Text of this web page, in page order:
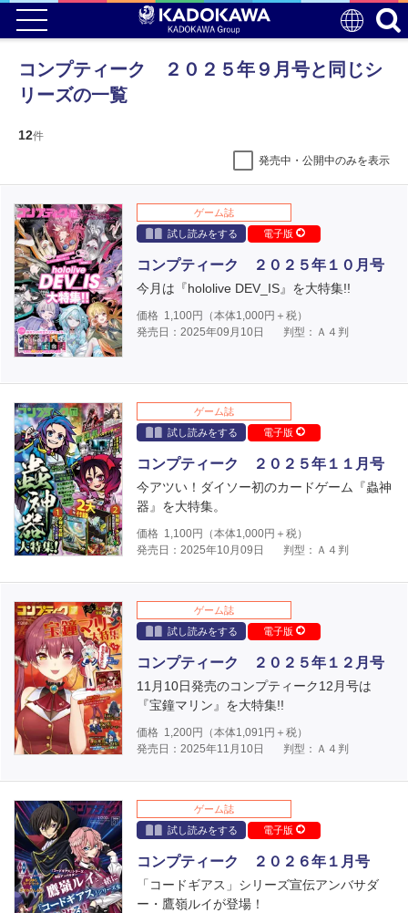
コンプティーク ２０２５年９月号と同じシ
リーズの一覧
12件
発売中・公開中のみを表示
ゲーム誌
試し読みをする
電子版
コンプティーク ２０２５年１０月号
今月は『hololive DEV_IS』を大特集!!
価格 1,100円（本体1,000円＋税）
発売日：2025年09月10日
判型：Ａ４判
ゲーム誌
試し読みをする
電子版
コンプティーク ２０２５年１１月号
今アツい！ダイソー初のカードゲーム『蟲神
器』を大特集。
価格 1,100円（本体1,000円＋税）
発売日：2025年10月09日
判型：Ａ４判
ゲーム誌
試し読みをする
電子版
コンプティーク ２０２５年１２月号
11月10日発売のコンプティーク12月号は
『宝鐘マリン』を大特集!!
価格 1,200円（本体1,091 円＋税）
発売日：2025年11月10日
判型：Ａ４判
ゲーム誌
試し読みをする
電子版
コンプティーク ２０２６年１月号
「コードギアス」シリーズ宣伝アンバサダ
ー・鷹嶺ルイが登場！